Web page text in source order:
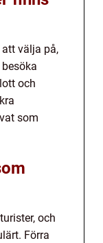
välja på,
och
som
och
Förra